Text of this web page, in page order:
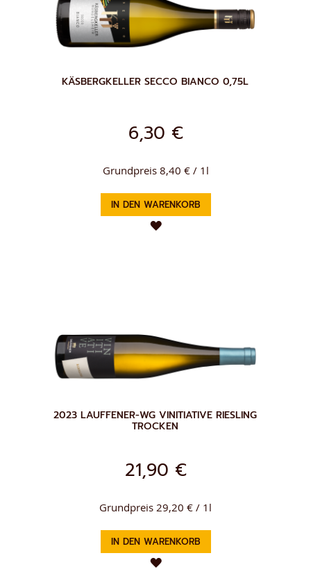
KÄSBERGKELLER SECCO BIANCO 0,75L
6,30 €
Grundpreis 8,40 € / 1l
IN DEN WARENKORB
ZUR
2023 LAUFFENER-WG VINITIATIVE RIESLING
TROCKEN
21,90 €
Grundpreis 29,20 € / 1l
IN DEN WARENKORB
ZUR